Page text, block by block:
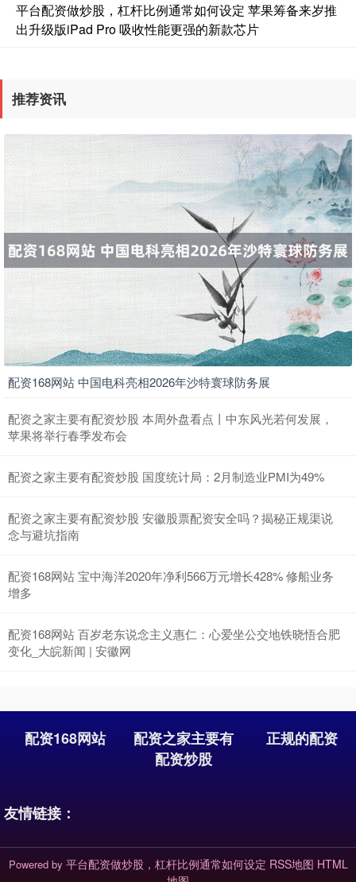
平台配资做炒股，杠杆比例通常如何设定 苹果筹备来岁推
出升级版iPad Pro 吸收性能更强的新款芯片
推荐资讯
配资168网站 中国电科亮相2026年沙特寰球防务展
配资之家主要有配资炒股 本周外盘看点丨中东风光若何发展，
苹果将举行春季发布会
配资之家主要有配资炒股 国度统计局：2月制造业PMI为49%
配资之家主要有配资炒股 安徽股票配资安全吗？揭秘正规渠说
念与避坑指南
配资168网站 宝中海洋2020年净利566万元增长428% 修船业务
增多
配资168网站 百岁老东说念主义惠仁：心爱坐公交地铁晓悟合肥
变化_大皖新闻 | 安徽网
配资168网站
配资之家主要有
配资炒股
正规的配资
友情链接：
Powered by 平台配资做炒股，杠杆比例通常如何设定 RSS地图 HTML